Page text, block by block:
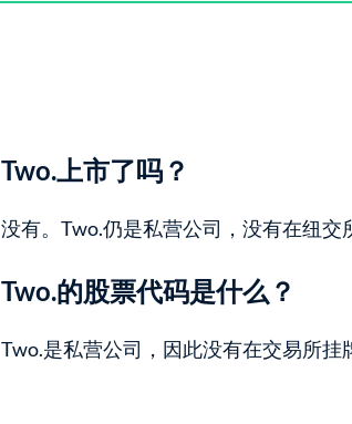
Two.上市了吗？
没有。Two.仍是私营公司，没有在纽交
Two.的股票代码是什么？
Two.是私营公司，因此没有在交易所挂